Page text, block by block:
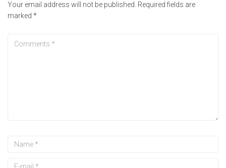
Your email address will not be published. Required fields are
marked *